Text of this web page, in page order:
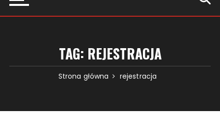
TAG: REJESTRACJA
Strona główna rejestracja